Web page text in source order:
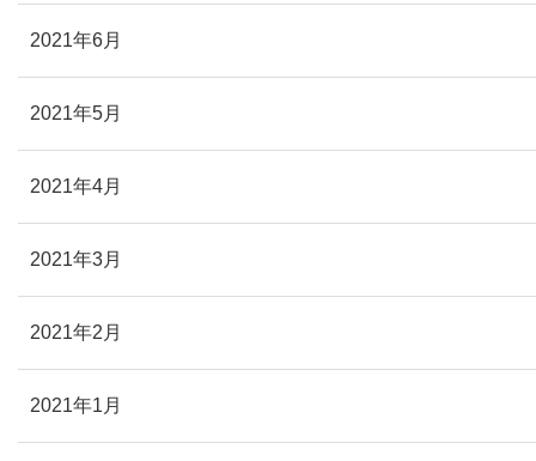
2021年6月
2021年5月
2021年4月
2021年3月
2021年2月
2021年1月